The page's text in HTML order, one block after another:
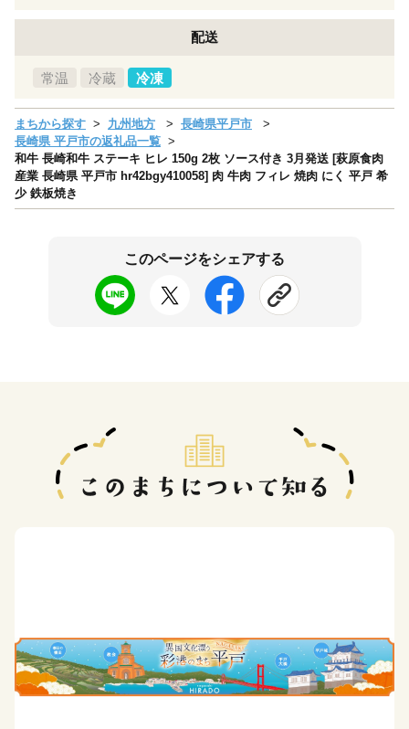
配送
常温 冷蔵 冷凍
まちから探す 九州地方
長崎県平戸市
長崎県 平戸市の返礼品一覧
和牛 長崎和牛 ステーキ ヒレ 150g 2枚 ソース付き 3月発送 [萩原食肉
産業 長崎県 平戸市 hr42bgy410058] 肉 牛肉 フィレ 焼肉 にく 平戸 希
少 鉄板焼き
このページをシェアする